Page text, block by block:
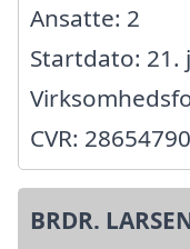
Ansatte: 2
Startdato: 21.
CVR: 28654790
BRDR.